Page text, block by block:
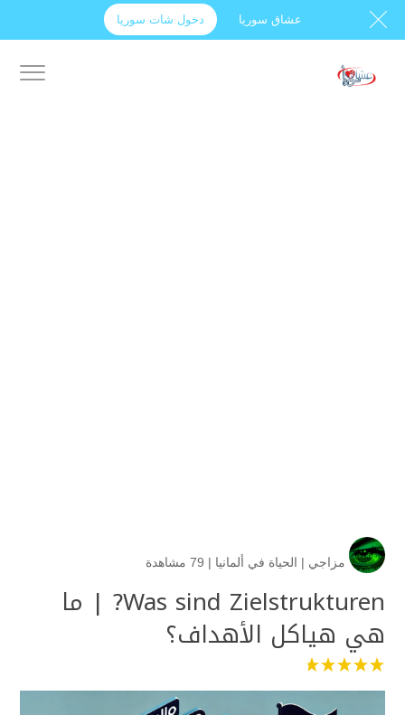
عشاق سوريا دخول شات سوريا
مزاجي | الحياة في ألمانيا | 79 مشاهدة
Was sind Zielstrukturen? | ما
هي هياكل الأهداف؟